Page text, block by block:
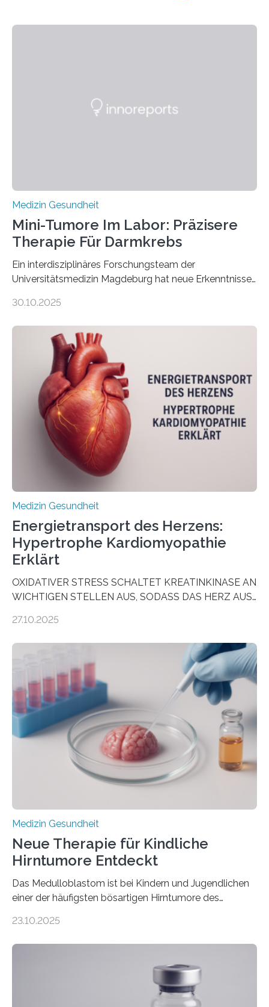
Medizin Gesundheit
Mini-Tumore Im Labor: Präzisere
Therapie Für Darmkrebs
Ein interdisziplinäres Forschungsteam der
Universitätsmedizin Magdeburg hat neue Erkenntnisse
behandelt werden kann. In ihrer aktuellen Studie,
Oncology, zeigen die Forschenden, dass Mini-Tumore
aus Gewebe von Patientinnen und Patienten –
sogenannte Organoide – genutzt werden können, um
vorab zu prüfen, welche Medikamente am besten
wirken. Dabei wurde ein Eiweiß identifiziert, das künftig
als Biomarker für die Wahl der passenden Therapie
dienen könnte. Darmkrebs zählt weltweit zu den
häufigsten Krebsarten und stellt…
30.10.2025
Medizin Gesundheit
Energietransport des Herzens:
Hypertrophe Kardiomyopathie
Erklärt
OXIDATIVER STRESS SCHALTET KREATINKINASE AN
WICHTIGEN STELLEN AUS, SODASS DAS HERZ AUS
aus dem Deutschen Zentrum für Herzinsuffizienz
im Journal Circulation, warum der Energietransport bei
der Hypertrophen Kardiomyopathie (HCM) versagen
kann und wie sich durch eine Verringerung der
Herzbelastung und des oxidativen Stresses
Rhythmusstörungen reduzieren lassen. Würzburg. Die
hypertrophe Kardiomyopathie (HCM) ist die häufigste
erblich bedingte Herzerkrankung. Sie führt dazu, dass
sich die linke Herzkammer verdickt, der Herzmuskel zu
stark kontrahiert…
27.10.2025
Medizin Gesundheit
Neue Therapie für Kindliche
Hirntumore Entdeckt
Das Medulloblastom ist bei Kindern und Jugendlichen
einer der häufigsten bösartigen Hirntumore des
Betroffenen können mit heutigen Methoden geheilt
Dringend benötigt werden zielgerichtete Therapien, die
nur Tumorschwachstellen angreifen und normales
Gewebe verschonen. Forschende um Daniel Merk vom
23.10.2025